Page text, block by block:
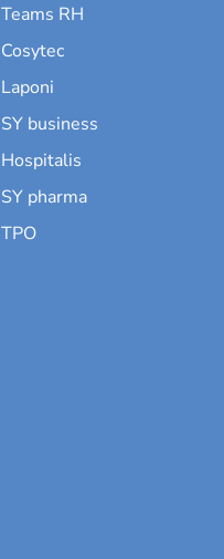
Teams RH
Cosytec
Laponi
SY business
Hospitalis
SY pharma
TPO